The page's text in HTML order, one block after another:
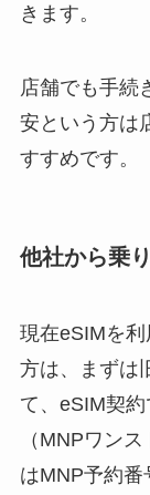
きます。
店舗でも手続
安という方は
すすめです。
他社から乗
現在eSIMを
方は、まずは
て、eSIM契約
（MNPワン
はMNP予約番